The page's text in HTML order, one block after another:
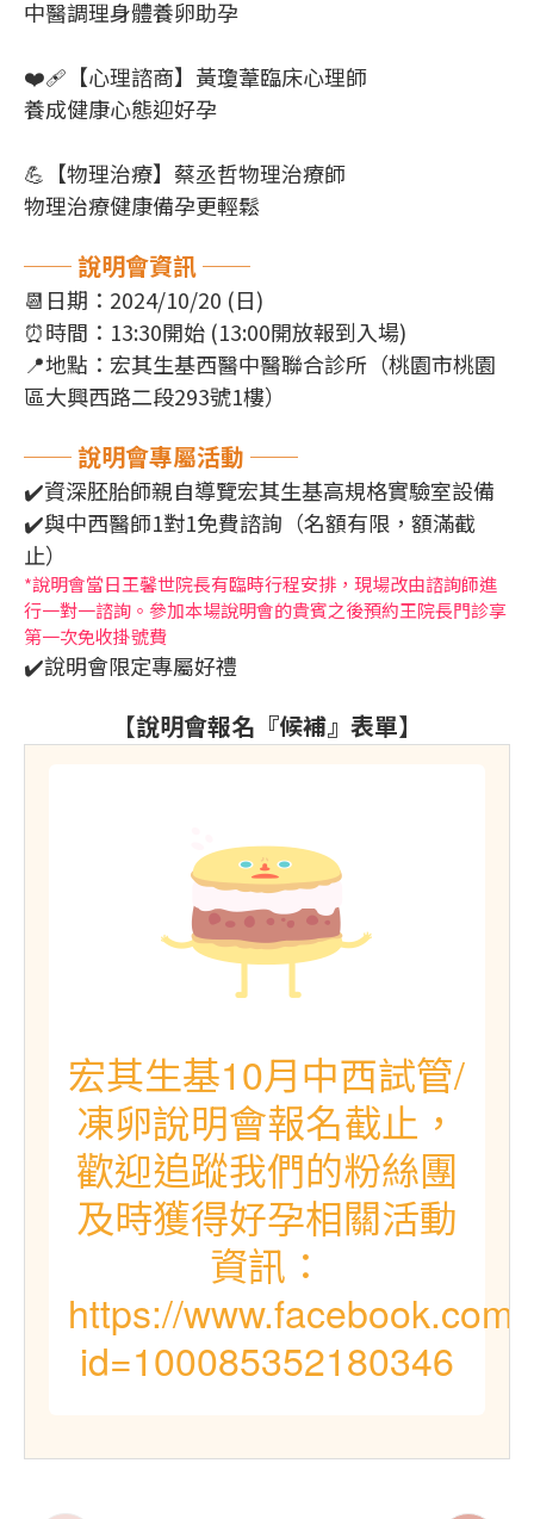
中醫調理身體養卵助孕
❤️‍🩹【心理諮商】黃瓊葦臨床心理師
養成健康心態迎好孕
💪【物理治療】蔡丞哲物理治療師
物理治療健康備孕更輕鬆
── 說明會資訊 ──
📆日期：2024/10/20 (日)
⏰時間：13:30開始 (13:00開放報到入場)
📍地點：宏其生基西醫中醫聯合診所（桃園市桃園
區大興西路二段293號1樓）
── 說明會專屬活動 ──
✔️資深胚胎師親自導覽宏其生基高規格實驗室設備
✔️與中西醫師1對1免費諮詢（名額有限，額滿截
止）
*說明會當日王馨世院長有臨時行程安排，現場改由諮詢師進
行一對一諮詢。參加本場說明會的貴賓之後預約王院長門診享
第一次免收掛號費
✔️說明會限定專屬好禮
【說明會報名『候補』表單】
門診資訊